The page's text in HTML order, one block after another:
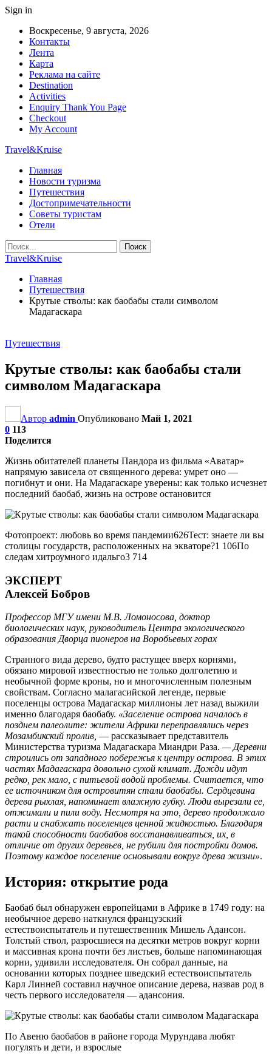
Sign in
Воскресенье, 9 августа, 2026
Контакты
Лента
Карта
Реклама на сайте
Destination
Activities
Enquiry Thank You Page
Checkout
My Account
Travel&Kruise
Главная
Новости туризма
Путешествия
Достопримечательности
Советы туристам
Отели
Travel&Kruise
Главная
Путешествия
Крутые стволы: как баобабы стали символом
Мадагаскара
Путешествия
Крутые стволы: как баобабы стали
символом Мадагаскара
Автор admin Опубликовано Май 1, 2021
0 113
Поделится
Жизнь обитателей планеты Пандора из фильма «Аватар»
напрямую зависела от священного дерева: умрет оно —
погибнут и они. На Мадагаскаре уверены: как только исчезнет
последний баобаб, жизнь на острове остановится
Фотопроект: любовь во время пандемии626Тест: знаете ли вы
столицы государств, расположенных на экваторе?1 106По
следам хитроумного идальго3 714
ЭКСПЕРТ
Алексей Бобров
Профессор МГУ имени М.В. Ломоносова, доктор
биологических наук, руководитель Центра экологического
образования Дворца пионеров на Воробьевых горах
Странного вида дерево, будто растущее вверх корнями,
обязано мировой известностью не только долголетию и
необычной форме кроны, но и многочисленным полезным
свойствам. Согласно малагасийской легенде, первые
поселенцы острова Мадагаскар миллионы лет назад выжили
именно благодаря баобабу. «Заселение острова началось в
позднем палеолите: жители Африки переправлялись через
Мозамбикский пролив, — рассказывает представитель
Министерства туризма Мадагаскара Миандри Раза. — Деревни
строились от западного побережья к центру острова. В этих
частях Мадагаскара довольно сухой климат. Дожди идут
редко, рек мало, с питьевой водой проблемы. Считается, что
ее источником для островитян стали баобабы. Сердцевина
дерева рыхлая, напоминает влажную губку. Люди вырезали ее,
отжимали и пили воду. Несмотря на это, дерево продолжало
расти и снабжать поселенцев ценной жидкостью. Благодаря
такой способности баобабов восстанавливаться, их, в
отличие от других деревьев, не рубили для постройки домов.
Поэтому каждое поселение основывали вокруг древа жизни».
История: открытие рода
Баобаб был обнаружен европейцами в Африке в 1749 году: на
необычное дерево наткнулся французский
естествоиспытатель и путешественник Мишель Адансон.
Толстый ствол, разросшиеся на десятки метров вокруг корни
и массивная крона почти без листьев, больше напоминающая
корни, удивили исследователя. Он собрал данные, на
основании которых позднее шведский естествоиспытатель
Карл Линней составил научное описание дерева, назвав род в
честь первого исследователя — адансония.
По Авеню баобабов в районе города Мурундава любят
погулять и дети, и взрослые